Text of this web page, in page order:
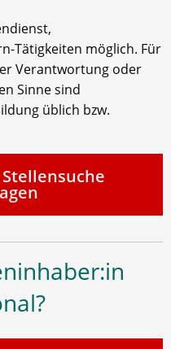
Tätigkeiten möglich. Für
Verantwortung oder
Sinne sind
üblich bzw.